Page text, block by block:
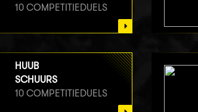
10 COMPETITIEDUELS
HUUB
SCHUURS
10 COMPETITIEDUELS